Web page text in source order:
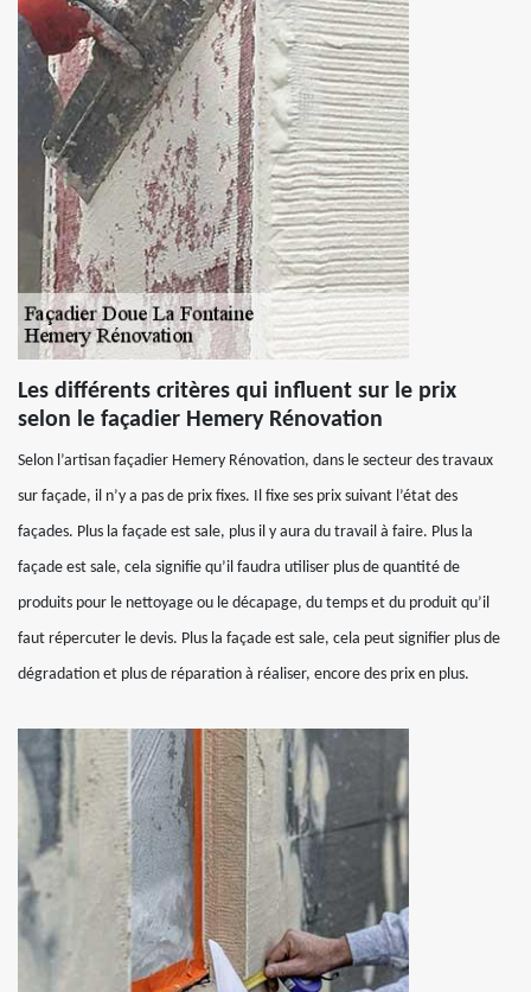
Les différents critères qui influent sur le prix
selon le façadier Hemery Rénovation
Selon l’artisan façadier Hemery Rénovation, dans le secteur des travaux
sur façade, il n’y a pas de prix fixes. Il fixe ses prix suivant l’état des
façades. Plus la façade est sale, plus il y aura du travail à faire. Plus la
façade est sale, cela signifie qu’il faudra utiliser plus de quantité de
produits pour le nettoyage ou le décapage, du temps et du produit qu’il
faut répercuter le devis. Plus la façade est sale, cela peut signifier plus de
dégradation et plus de réparation à réaliser, encore des prix en plus.